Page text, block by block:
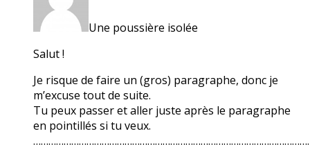
Une poussière isolée
Salut !
Je risque de faire un (gros) paragraphe, donc je
m’excuse tout de suite.
Tu peux passer et aller juste après le paragraphe
en pointillés si tu veux.